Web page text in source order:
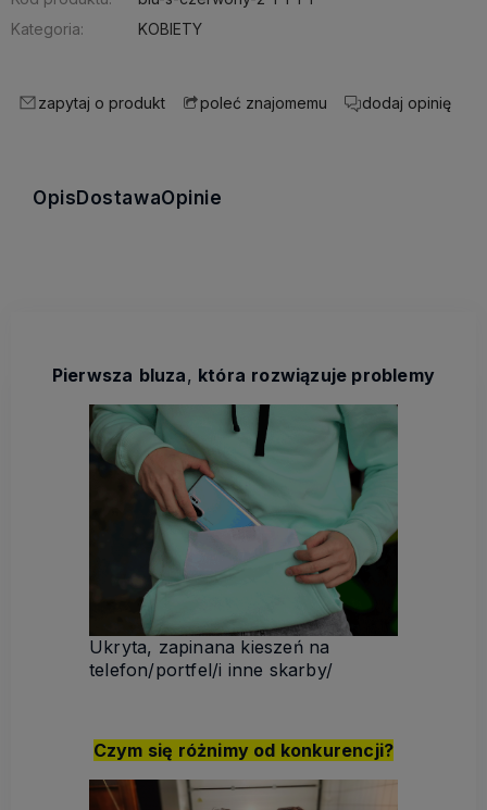
Kategoria:
KOBIETY
zapytaj o produkt poleć znajomemu dodaj opinię
OpisDostawaOpinie
Pierwsza bluza, która rozwiązuje problemy
Ukryta, zapinana kieszeń na
telefon/portfel/i inne skarby/
Czym się różnimy od konkurencji?